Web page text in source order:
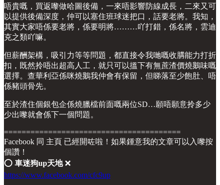
唔貴嘅，買返嚟做哈圖後備，一來唔影響防線成長，二來又可
以提供後備深度，仲可以塞住班球迷把口，話要老將。我知，
其實大家唔係要老將，係要明將………吖打錯，係名將，雲迪
克之類吖嘛。
但薪酬架構，吸引力等等問題，都直接令我哋嘅收䐟能力打折
扣，既然拎唔出超高人工，就只可以搵下有無蔗渣價燒鵝味嘅
選擇。查華利亞係咪燒鵝我仲會有保留，但睇落至少飽肚、唔
係豬頭骨先。
至於渣住個銀包企係燒臘檔前面嘅兩位SD…願唔願意拎多少
少出嚟就會係下一個問題。
========================================
Facebook 同 主頁 已經開咗啦！如果鍾意我的文章可以入嚟按
個讚！
⭕️ 車迷狗up天地❌
https://www.facebook.com/cfc9up